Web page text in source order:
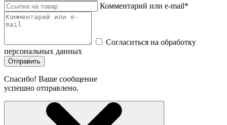
Комментарий или e-mail*
Согласиться на обработку
персональных данных
Отправить
Спасибо! Ваше сообщение
успешно отправлено.